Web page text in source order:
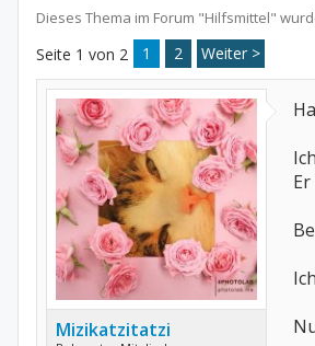
Dieses Thema im Forum "Hilfsmittel"
Seite 1 von 2 1 2 Weiter >
Mizikatzitatzi